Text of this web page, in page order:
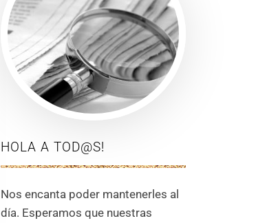
HOLA A TOD@S!
Nos encanta poder mantenerles al
día. Esperamos que nuestras